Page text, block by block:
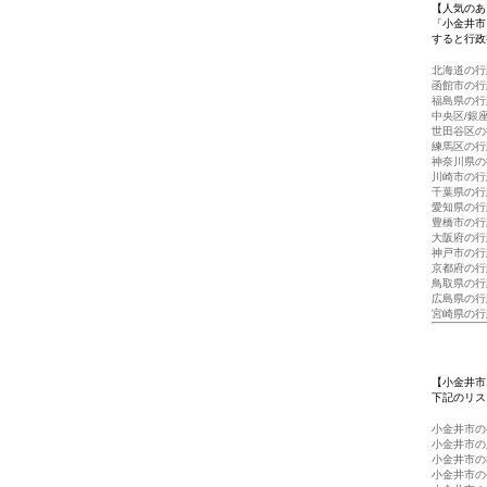
【人気の
「小金井
すると行
北海道の
函館市の
福島県の
中央区/銀
世田谷区
練馬区の
神奈川県
川崎市の
千葉県の
愛知県の
豊橋市の
大阪府の
神戸市の
京都府の
鳥取県の
広島県の
宮崎県の
【小金井
下記のリ
小金井市
小金井市
小金井市
小金井市